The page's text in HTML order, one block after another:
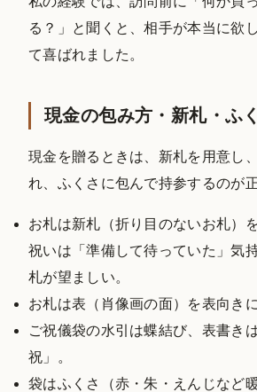
る？」と聞くと、相手が本当に欲
て喜ばれました。
現金の包み方・新札・ふ
現金を贈るときは、新札を用意し
れ、ふくさに包んで持参するのが
お札は新札（折り目のないお札）
祝いは「準備して待っていた」気
札が望ましい。
お札は表（肖像画の面）を表向き
ご祝儀袋の水引は蝶結び、表書き
祝」。
袋はふくさ（赤・朱・えんじなど